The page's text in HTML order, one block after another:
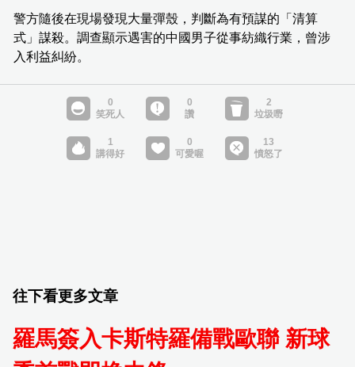
警方隨後在現場發現大量彈殼，判斷為有預謀的「清算
式」謀殺。調查顯示遇害的中國男子從事紡織行業，曾涉
入利益糾紛。
往下看更多文章
羅馬簽入卡斯特羅備戰歐聯 新球